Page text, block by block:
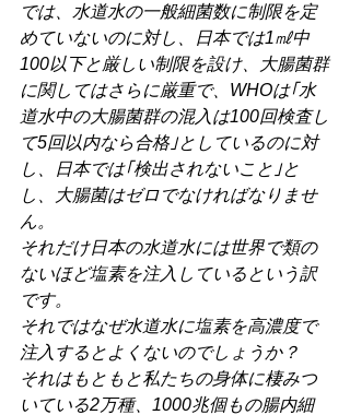
では、水道水の一般細菌数に制限を定
めていないのに対し、日本では1㎖中
100以下と厳しい制限を設け、大腸菌群
に関してはさらに厳重で、WHOは｢水
道水中の大腸菌群の混入は100回検査し
て5回以内なら合格｣としているのに対
し、日本では｢検出されないこと｣と
し、大腸菌はゼロでなければなりませ
ん。
それだけ日本の水道水には世界で類の
ないほど塩素を注入しているという訳
です。
それではなぜ水道水に塩素を高濃度で
注入するとよくないのでしょうか？
それはもともと私たちの身体に棲みつ
いている2万種、1000兆個もの腸内細